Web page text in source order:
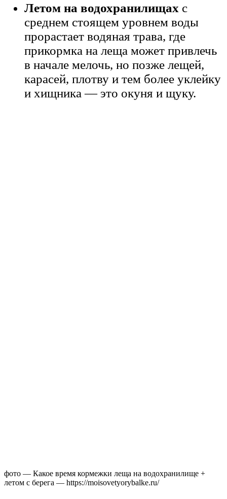
Летом на водохранилищах с
среднем стоящем уровнем воды
прорастает водяная трава, где
прикормка на леща может привлечь
в начале мелочь, но позже лещей,
карасей, плотву и тем более уклейку
и хищника — это окуня и щуку.
фото — Какое время кормежки леща на водохранилище +
летом с берега — https://moisovetyorybalke.ru/